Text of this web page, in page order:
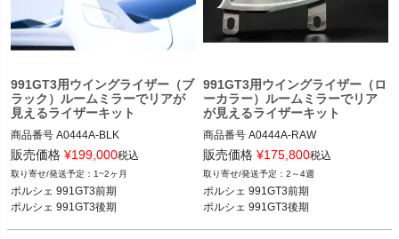
991GT3用ウイングライザー（ブ
ラック）ルームミラーでリアが
見えるライザーキット
商品番号 A0444A-BLK
販売価格 ¥199,000税込
1~2ヶ月
ポルシェ 991GT3前期
ポルシェ 991GT3後期
991GT3用ウイングライザー（ロ
ーカラー）ルームミラーでリア
が見えるライザーキット
商品番号 A0444A-RAW
販売価格 ¥175,800税込
2～4週
ポルシェ 991GT3前期
ポルシェ 991GT3後期